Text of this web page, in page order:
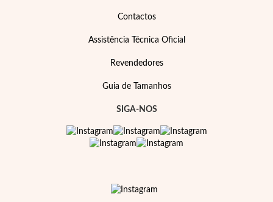
Contactos
Assistência Técnica Oficial
Revendedores
Guia de Tamanhos
SIGA-NOS